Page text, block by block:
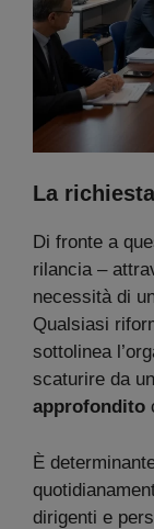
La
Di fronte a
rilancia –
necessità di
Qualsiasi
sottolinea
scaturire da un
approfondito
È
dirigenti e